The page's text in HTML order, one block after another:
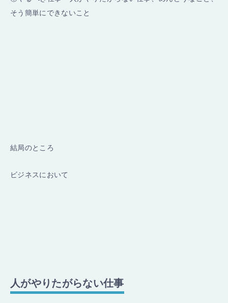
そう簡単にできないこと
結局のところ
ビジネスにおいて
人がやりたがらない仕事